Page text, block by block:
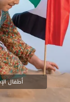
أطفال